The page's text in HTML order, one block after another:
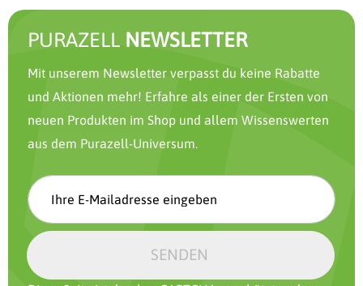
PURAZELL NEWSLETTER
Mit unserem Newsletter verpasst du keine Rabatte
und Aktionen mehr! Erfahre als einer der Ersten von
neuen Produkten im Shop und allem Wissenswerten
aus dem Purazell-Universum.
SENDEN